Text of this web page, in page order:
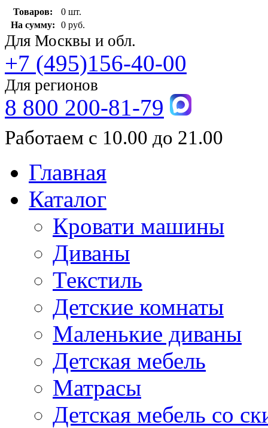
Товаров:
0 шт.
На сумму:
0 руб.
Для Москвы и обл.
+7 (495)156-40-00
Для регионов
8 800 200-81-79
Работаем с 10.00 до 21.00
Главная
Каталог
Кровати машины
Диваны
Текстиль
Детские комнаты
Маленькие диваны
Детская мебель
Матрасы
Детская мебель со